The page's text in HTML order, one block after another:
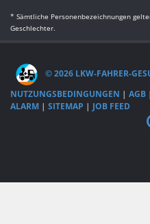
* Sämtliche Personenbezeichnungen
Geschlechter.
© 2026 LKW-FAHRER-
NUTZUNGSBEDINGUNGEN | AGB |
ALARM | SITEMAP | JOB FEED